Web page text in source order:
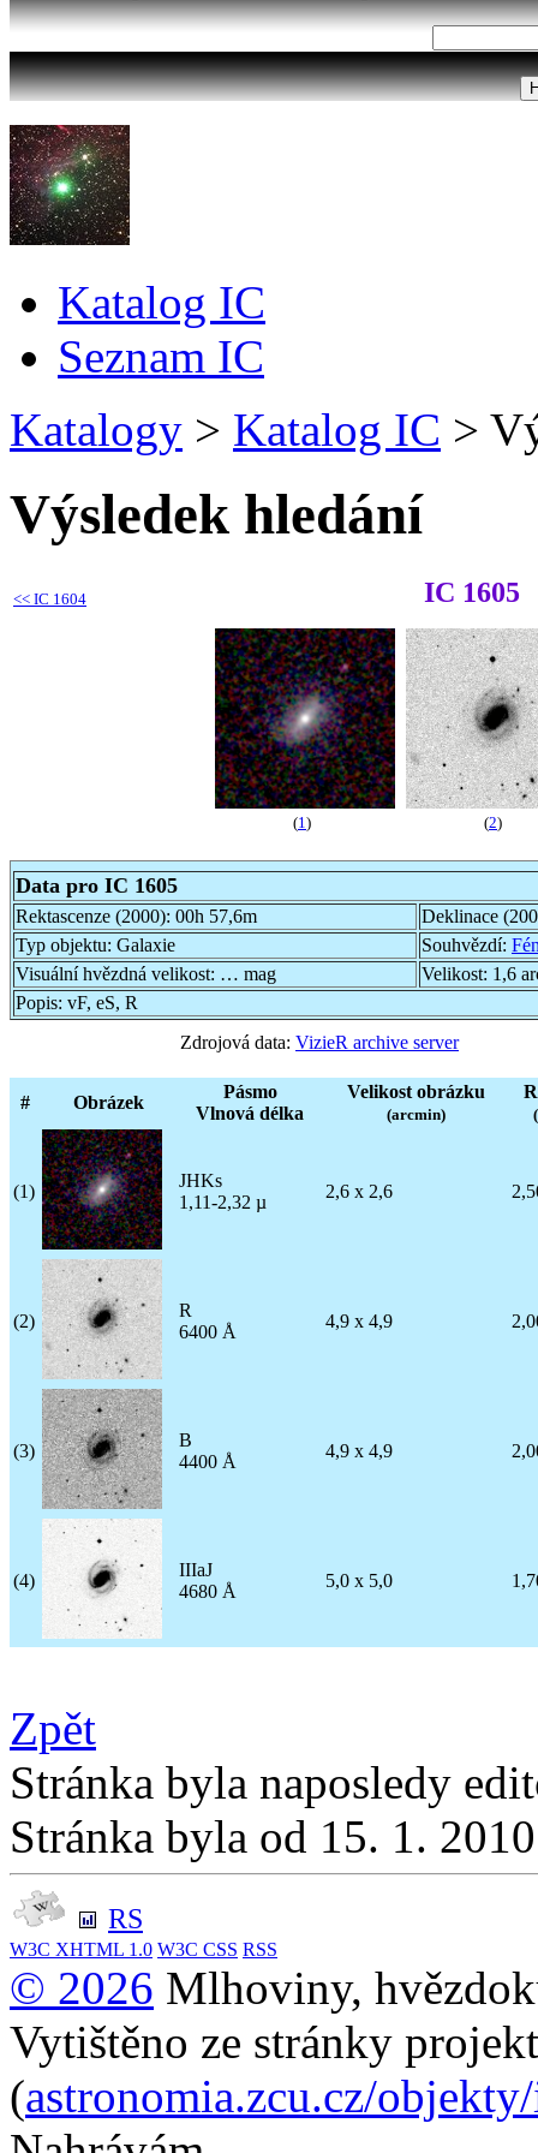
Katalog IC
Seznam IC
Katalogy > Katalog IC >
Výsledek hledání
<< IC 1604 IC 1605
(1 ) (2)
Data pro IC 1605
Rektascenze (2000): 00h 57,6m
Deklinace
Typ objektu: Galaxie Souhvězdí:
Visuální hvězdná velikost: … mag Velikost: 1,6
Popis: vF, eS, R
Zdrojová data: VizieR archive server
# Obrázek
Pásmo
Vlnová délka
Velikost obrázku
(arcmin)
(1)
JHKs
1,11-2,32 µ
2,6 x 2,6
(2)
R
6400 Å
4,9 x 4,9
(3)
B
4400 Å
4,9 x 4,9
(4)
IIIaJ
4680 Å
5,0 x 5,0
Zpět
Stránka byla naposledy
Stránka byla od 15. 1.
RS
W3C XHTML 1.0 W3C CSS RSS
© 2026 Mlhoviny,
Vytištěno ze stránky
(astronomia.zcu.cz/